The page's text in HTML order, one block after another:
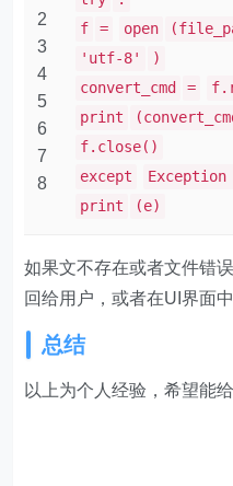
2
3
4
5
6
7
8
f
= open
'utf-8'
)
convert_cmd
=
print
f.close()
except
print
(e)
如果文不存在或者文件错
回给用户，或者在UI界面
总结
以上为个人经验，希望能